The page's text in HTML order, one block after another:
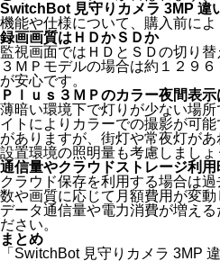
SwitchBot 見守りカメラ 3MP 違
機能や仕様について、購入前に
録画画質はＨＤかＳＤか
監視画面ではＨＤとＳＤの切り
３ＭＰモデルの場合は約１２９
が安心です。
Ｐｌｕｓ３ＭＰのカラー夜間表
薄暗い環境下で灯りが少ない場
イトによりカラーでの撮影が可
がありますが、街灯や常夜灯が
設置環境の照明量も考慮しましょ
通信量やクラウドストレージ利用
クラウド保存を利用する場合は
数や画質に応じて月額費用が変
データ通信量や電力消費が増え
ださい。
まとめ
「SwitchBot 見守りカメラ 3MP